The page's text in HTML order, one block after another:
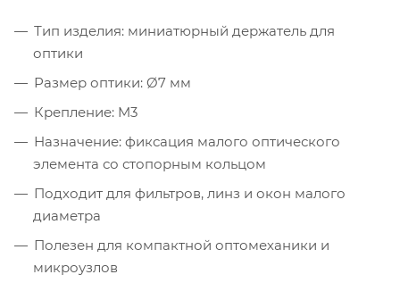
Тип изделия: миниатюрный держатель для
оптики
Размер оптики: Ø7 мм
Крепление: M3
Назначение: фиксация малого оптического
элемента со стопорным кольцом
Подходит для фильтров, линз и окон малого
диаметра
Полезен для компактной оптомеханики и
микроузлов